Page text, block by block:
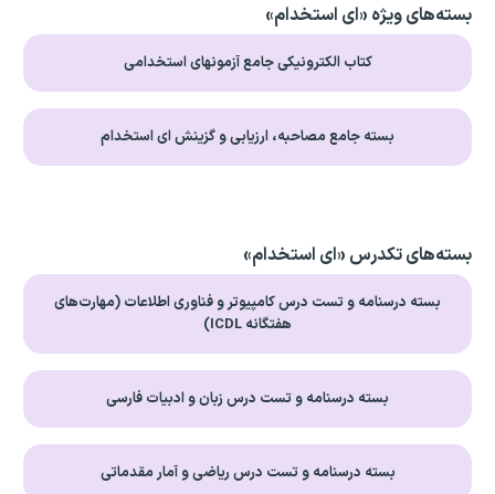
بسته‌های ویژه «ای استخدام»
کتاب الکترونیکی جامع آزمونهای استخدامی
بسته جامع مصاحبه، ارزیابی و گزینش ای استخدام
بسته‌های تکدرس «ای استخدام»
بسته درسنامه و تست درس کامپیوتر و فناوری اطلاعات (مهارت‌های
هفتگانه ICDL)
بسته درسنامه و تست درس زبان و ادبیات فارسی
بسته درسنامه و تست درس ریاضی و آمار مقدماتی